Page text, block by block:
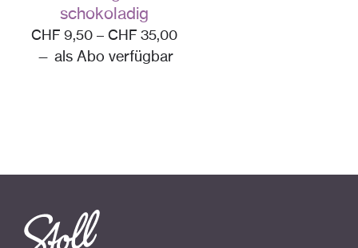
schokoladig
CHF 9,50 –CHF 35,00
— als Abo verfügbar